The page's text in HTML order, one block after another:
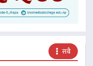
सबै